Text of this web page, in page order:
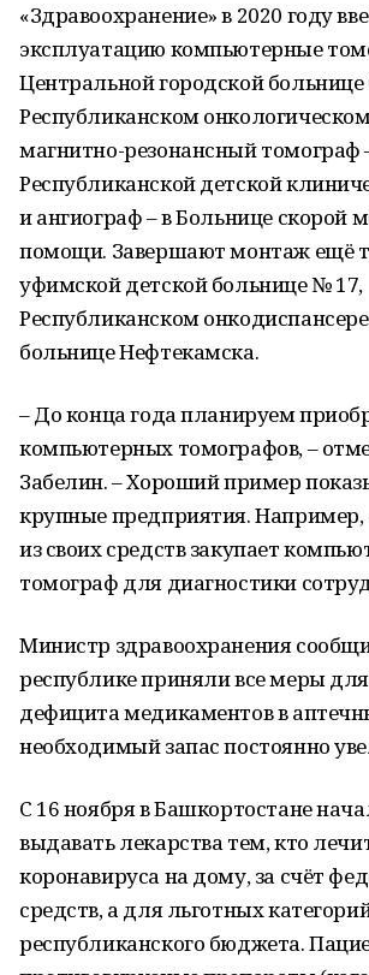
«Здравоохранение» в 2020 году
эксплуатацию компьютерные
Центральной городской больнице
Республиканском
магнитно-резонансный томограф
Республиканской детской
и ангиограф – в Больнице скорой
помощи. Завершают монтаж ещё
уфимской детской больнице № 17,
Республиканском
больнице Нефтекамска.
– До конца года планируем
компьютерных томографов, –
Забелин. – Хороший пример
крупные предприятия.
из своих средств закупает
томограф для диагностики
Министр здравоохранения
республике приняли все меры
дефицита медикаментов в
необходимый запас постоянно
С 16 ноября в Башкортостане
выдавать лекарства тем, кто
коронавируса на дому, за счёт
средств, а для льготных
республиканского бюджета.